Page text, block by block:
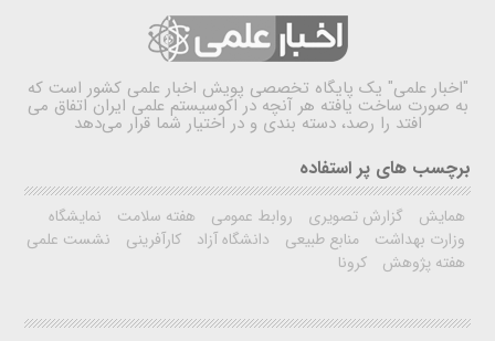
"اخبار علمی" یک پایگاه تخصصی پویش اخبار علمی کشور است که
به صورت ساخت یافته هر آنچه در اکوسیستم علمی ایران اتفاق می
افتد را رصد، دسته بندی و در اختیار شما قرار می‌دهد
برچسب های پر استفاده
همایش گزارش تصویری روابط عمومی هفته سلامت
نمایشگاه
وزارت بهداشت
منابع طبیعی دانشگاه آزاد کارآفرینی
نشست علمی
هفته پژوهش
کرونا